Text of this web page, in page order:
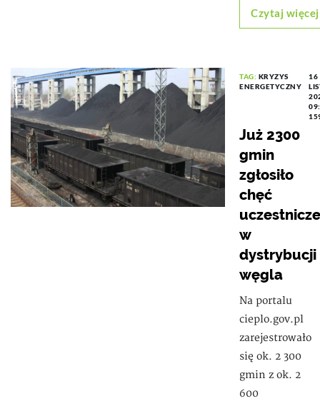
Czytaj więcej
TAG: KRYZYS
ENERGETYCZNY
16
Już 2300
gmin
zgłosiło
chęć
w
dystrybucji
węgla
Na portalu
cieplo.gov.pl
zarejestrowało
się ok. 2 300
gmin z ok. 2
600